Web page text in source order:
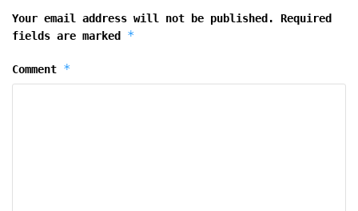
Your email address will not be published.
Required
fields are marked *
Comment *